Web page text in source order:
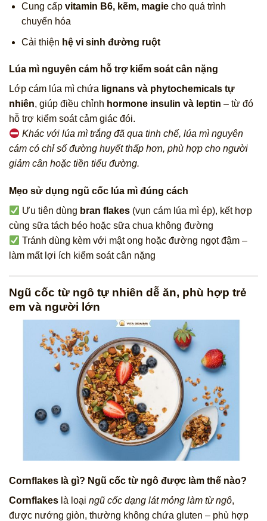
Cung cấp vitamin B6, kẽm, magiecho quá trình
chuyển hóa
Cải thiện hệ vi sinh đường ruột
Lúa mì nguyên cám hỗ trợ kiểm soát cân nặng
Lớp cám lúa mì chứa lignans và phytochemicals tự
nhiên, giúp điều chỉnh hormone insulin và leptin – từ đó
hỗ trợ kiểm soát cảm giác đói.
Khác với lúa mì trắng đã qua tinh chế, lúa mì nguyên
cám có chỉ số đường huyết thấp hơn, phù hợp cho người
giảm cân hoặc tiền tiểu đường.
Mẹo sử dụng ngũ cốc lúa mì đúng cách
Ưu tiên dùng bran flakes (vụn cám lúa mì ép), kết hợp
cùng sữa tách béo hoặc sữa chua không đường
Tránh dùng kèm với mật ong hoặc đường ngọt đậm –
làm mất lợi ích kiểm soát cân nặng
Ngũ cốc từ ngô tự nhiên dễ ăn, phù hợp trẻ
em và người lớn
Cornflakes là gì? Ngũ cốc từ ngô được làm thế nào?
Cornflakes là loại ngũ cốc dạng lát mỏng làm từ ngô,
được nướng giòn, thường không chứa gluten – phù hợp